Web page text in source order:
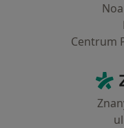
Centrum